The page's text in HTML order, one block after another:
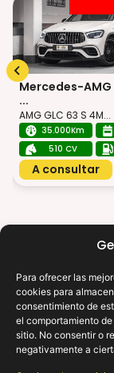
Para ofrecer las
cookies para
consentimiento de
el comportamiento
sitio. No consentir o
negativamente a
Mercedes-AMG
...
AMG GLC 63 S 4M...
35.000Km
510 CV
A consultar
Donde tus